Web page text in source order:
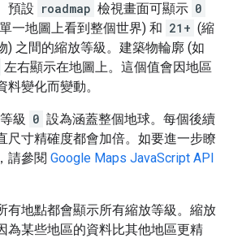
預設 roadmap 檢視畫面可顯示 0
一地圖上看到整個世界) 和 21+ (縮
) 之間的縮放等級。建築物輪廓 (如
左右顯示在地圖上。這個值會因地區
變化而變動。
級 0 設為涵蓋整個地球。每個後續
尺寸精確度都會加倍。如要進一步瞭
請參閱 Google Maps JavaScript API
有地點都會顯示所有縮放等級。縮放
為某些地區的資料比其他地區更精